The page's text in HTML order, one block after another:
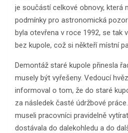
je součástí celkové obnovy, která
podmínky pro astronomická
byla otevřena v roce 1992, se tak
bez kupole, což si někteří místní
Demontáž staré kupole přinesla
musely být vyřešeny. Vedoucí
informoval o tom, že do staré
za následek časté údržbové
museli pracovníci pravidelně
dostávala do dalekohledu a do